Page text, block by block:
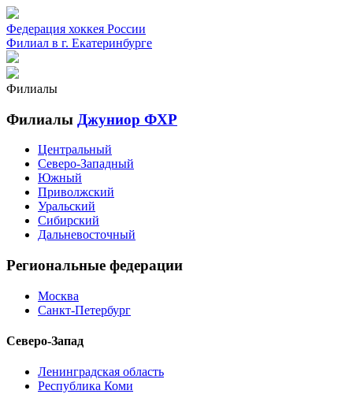
Федерация хоккея России
Филиал в г. Екатеринбурге
Филиалы
Филиалы Джуниор ФХР
Центральный
Северо-Западный
Южный
Приволжский
Уральский
Сибирский
Дальневосточный
Региональные федерации
Москва
Санкт-Петербург
Северо-Запад
Ленинградская область
Республика Коми